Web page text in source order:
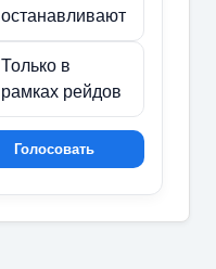
останавливают
Только в
рамках рейдов
Голосовать